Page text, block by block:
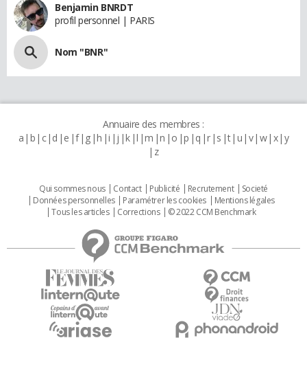
Benjamin BNRDT
profil personnel | PARIS
Nom "BNR"
Annuaire des membres :
a b c d e f g h i j k l m n o p q r s t u v w x y
z
Qui sommes nous Contact Publicité Recrutement
Societé
Données personnelles
Paramétrer les cookies
Mentions légales
Tous les articles
Corrections © 2022 CCM Benchmark